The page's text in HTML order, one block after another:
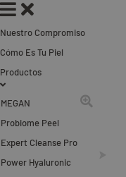
Nuestro Compromiso
Cómo Es Tu Piel
Productos
MEGAN
Probiome Peel
Expert Cleanse Pro
Power Hyaluronic